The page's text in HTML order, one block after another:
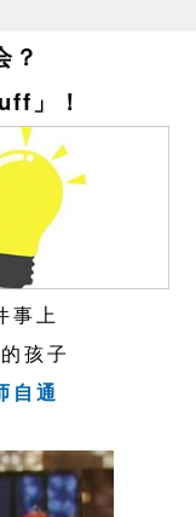
？
」！
事上
孩子
自通